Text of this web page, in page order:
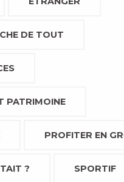
DE TOUT
PATRIMOINE
PROFITER EN
? SPORTIF